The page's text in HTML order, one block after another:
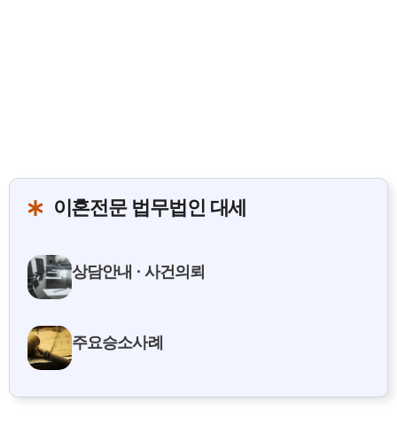
이혼전문 법무법인 대세
상담안내 · 사건의뢰
주요승소사례